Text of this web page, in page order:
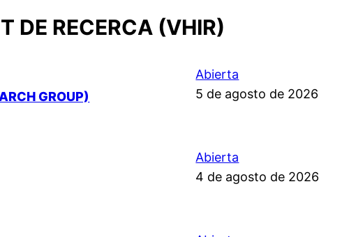
DE RECERCA (VHIR)
GROUP)
Abierta
5 de agosto de 2026
Abierta
4 de agosto de 2026